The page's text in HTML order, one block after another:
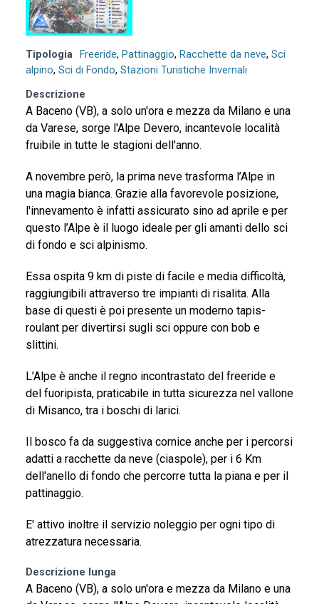
Tipologia Freeride, Pattinaggio, Racchette da neve, Sci
alpino, Sci di Fondo, Stazioni Turistiche Invernali
Descrizione
A Baceno (VB), a solo un'ora e mezza da Milano e una
da Varese, sorge l'Alpe Devero, incantevole località
fruibile in tutte le stagioni dell'anno.
A novembre però, la prima neve trasforma l’Alpe in
una magia bianca. Grazie alla favorevole posizione,
l'innevamento è infatti assicurato sino ad aprile e per
questo l’Alpe è il luogo ideale per gli amanti dello sci
di fondo e sci alpinismo.
Essa ospita 9 km di piste di facile e media difficoltà,
raggiungibili attraverso tre impianti di risalita. Alla
base di questi è poi presente un moderno tapis-
roulant per divertirsi sugli sci oppure con bob e
slittini.
L’Alpe è anche il regno incontrastato del freeride e
del fuoripista, praticabile in tutta sicurezza nel vallone
di Misanco, tra i boschi di larici.
Il bosco fa da suggestiva cornice anche per i percorsi
adatti a racchette da neve (ciaspole), per i 6 Km
dell'anello di fondo che percorre tutta la piana e per il
pattinaggio.
E' attivo inoltre il servizio noleggio per ogni tipo di
atrezzatura necessaria.
Descrizione lunga
A Baceno (VB), a solo un'ora e mezza da Milano e una